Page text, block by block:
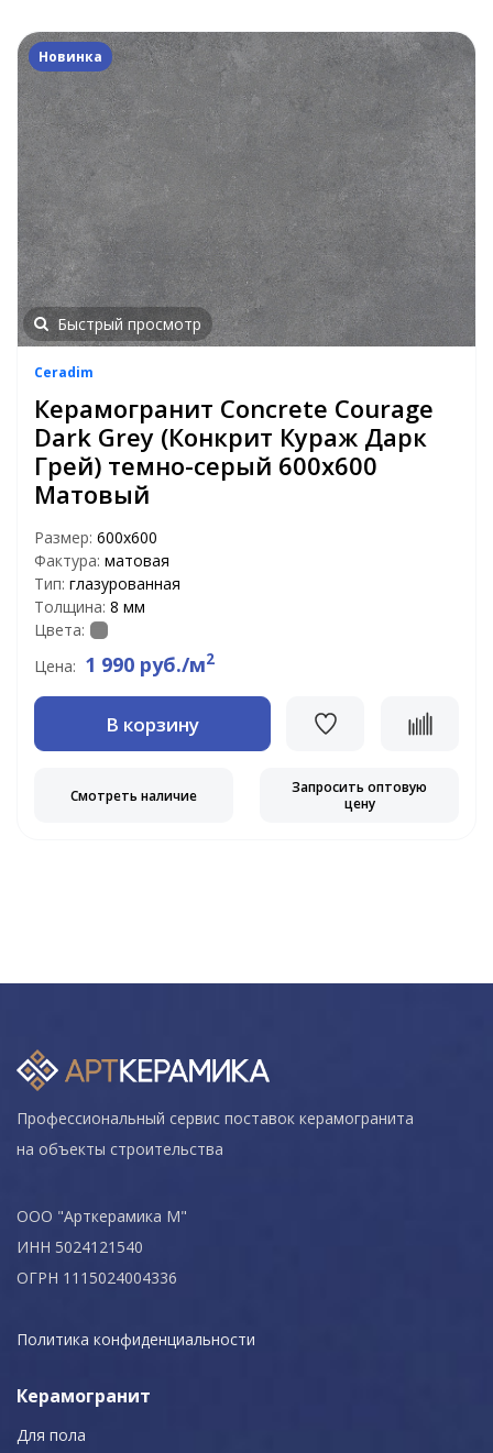
Новинка
Быстрый просмотр
Ceradim
Керамогранит Concrete Courage
Dark Grey (Конкрит Кураж Дарк
Грей) темно-серый 600х600
Матовый
Размер: 600х600
Фактура: матовая
Тип: глазурованная
Толщина: 8 мм
Цвета:
Цена: 1 990 руб./м2
В корзину
Смотреть наличие
Запросить оптовую
цену
Профессиональный сервис поставок керамогранита
на объекты строительства
ООО "Арткерамика М"
ИНН 5024121540
ОГРН 1115024004336
Политика конфиденциальности
Керамогранит
Для пола